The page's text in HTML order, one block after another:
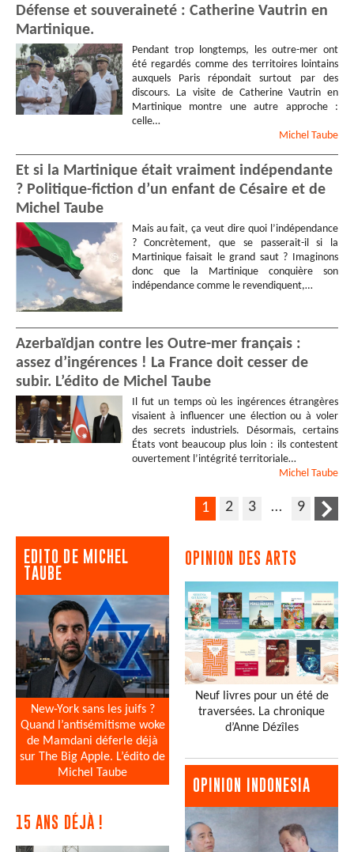
Défense et souveraineté : Catherine Vautrin en
Martinique.
Pendant trop longtemps, les outre-mer ont
été regardés comme des territoires lointains
auxquels Paris répondait surtout par des
discours. La visite de Catherine Vautrin en
Martinique montre une autre approche :
celle…
Michel Taube
Et si la Martinique était vraiment indépendante
? Politique-fiction d’un enfant de Césaire et de
Michel Taube
Mais au fait, ça veut dire quoi l’indépendance
? Concrètement, que se passerait-il si la
Martinique faisait le grand saut ? Imaginons
donc que la Martinique conquière son
indépendance comme le revendiquent,…
Azerbaïdjan contre les Outre-mer français :
assez d’ingérences ! La France doit cesser de
subir. L’édito de Michel Taube
Il fut un temps où les ingérences étrangères
visaient à influencer une élection ou à voler
des secrets industriels. Désormais, certains
États vont beaucoup plus loin : ils contestent
ouvertement l’intégrité territoriale…
Michel Taube
1 2 3 … 9
EDITO DE MICHEL
TAUBE
New-York sans les juifs ?
Quand l’antisémitisme woke
de Mamdani déferle déjà
sur The Big Apple. L’édito de
Michel Taube
15 ANS DÉJÀ !
OPINION DES ARTS
Neuf livres pour un été de
traversées. La chronique
d’Anne Dézîles
OPINION INDONESIA